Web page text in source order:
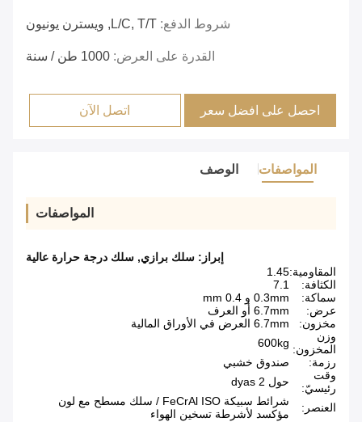
شروط الدفع: L/C, T/T, ويسترن يونيون
القدرة على العرض: 1000 طن / سنة
احصل على افضل سعر اتصل الآن
المواصفات الوصف
المواصفات
إبراز: سلك برازي, سلك درجة حرارة عالية
المقاومية:1.45
الكثافة:
7.1
سماكة:
0.3mm و 0.4 mm
عرض:
6.7mm أو العرف
مخزون:
6.7mm العرض في الأوراق المالية
وزن
المخزون: 600kg
رزمة:
صندوق خشبي
وقت
رئيسيّ:
حول 2 dyas
العنصر:
شرائط سبيكة FeCrAl ISO / سلك مسطح مع لون
مؤكسد لأشرطة تسخين الهواء